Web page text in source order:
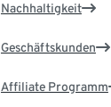
Nachhaltigkeit
Geschäftskunden
Affiliate Programm